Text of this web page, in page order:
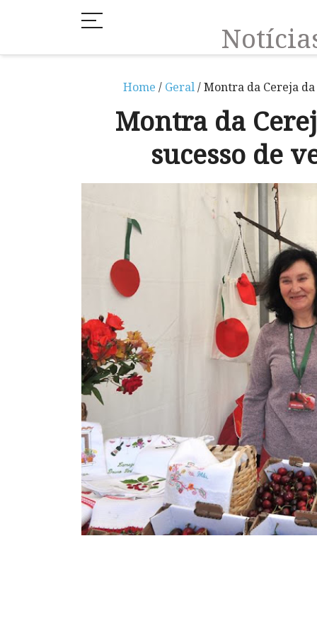
Home / Geral/ Montra da Cereja da
Montra da
sucesso de